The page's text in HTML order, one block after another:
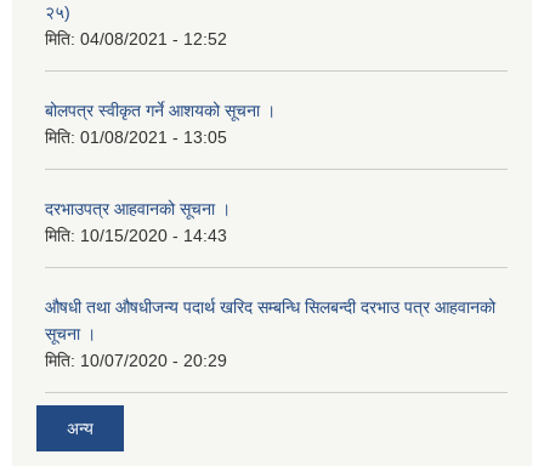
२५)
मिति: 04/08/2021 - 12:52
बोलपत्र स्वीकृत गर्ने आशयको सूचना ।
मिति: 01/08/2021 - 13:05
दरभाउपत्र आहवानको सूचना ।
मिति: 10/15/2020 - 14:43
औषधी तथा औषधीजन्य पदार्थ खरिद सम्बन्धि सिलबन्दी दरभाउ पत्र आहवानको
सूचना ।
मिति: 10/07/2020 - 20:29
अन्य